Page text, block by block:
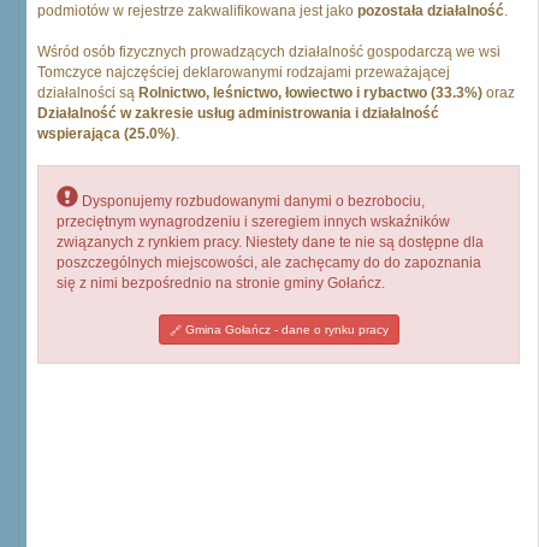
podmiotów w rejestrze zakwalifikowana jest jako pozostała działalność.
Wśród osób fizycznych prowadzących działalność gospodarczą we wsi
Tomczyce najczęściej deklarowanymi rodzajami przeważającej
działalności są Rolnictwo, leśnictwo, łowiectwo i rybactwo (33.3%) oraz
Działalność w zakresie usług administrowania i działalność
wspierająca (25.0%).
Dysponujemy rozbudowanymi danymi o bezrobociu,
przeciętnym wynagrodzeniu i szeregiem innych wskaźników
związanych z rynkiem pracy. Niestety dane te nie są dostępne dla
poszczególnych miejscowości, ale zachęcamy do do zapoznania
się z nimi bezpośrednio na stronie gminy Gołańcz.
Gmina Gołańcz - dane o rynku pracy